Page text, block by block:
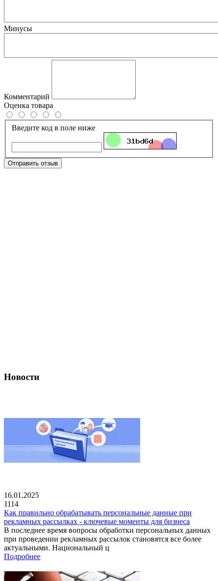
Минусы
Комментарий
Оценка товара
Введите код в поле ниже
Отправить отзыв
Новости
16.01.2025
1114
Как правильно обрабатывать персональные данные при
рекламных рассылках - ключевые моменты для бизнеса
В последнее время вопросы обработки персональных данных
при проведении рекламных рассылок становятся все более
актуальными. Национальный ц
Подробнее